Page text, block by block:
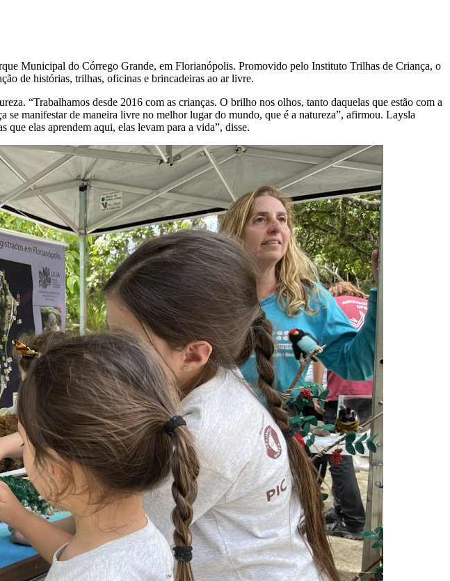
Municipal do Córrego Grande, em Florianópolis. Promovido pelo Instituto Trilhas de Criança, o
de histórias, trilhas, oficinas e brincadeiras ao ar livre.
“Trabalhamos desde 2016 com as crianças. O brilho nos olhos, tanto daquelas que estão com a
se manifestar de maneira livre no melhor lugar do mundo, que é a natureza”, afirmou. Laysla
elas aprendem aqui, elas levam para a vida”, disse.